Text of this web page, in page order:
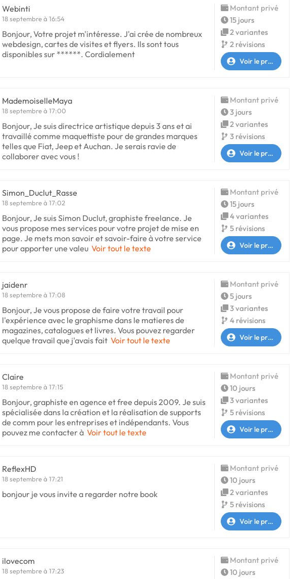
Webinti
18 septembre à 16:54
Bonjour, Votre projet m'intéresse. J'ai crée de nombreux
webdesign, cartes de visites et flyers. Ils sont tous
disponibles sur ******. Cordialement
Montant privé
15 jours
2 variantes
2 révisions
Voir le profil
MademoiselleMaya
18 septembre à 17:00
Bonjour, Je suis directrice artistique depuis 3 ans et ai
travaillé comme maquettiste pour de grandes marques
telles que Fiat, Jeep et Auchan. Je serais ravie de
collaborer avec vous !
Montant privé
3 jours
2 variantes
3 révisions
Voir le profil
Simon_Duclut_Rasse
18 septembre à 17:02
Bonjour, Je suis Simon Duclut, graphiste freelance. Je
vous propose mes services pour votre projet de mise en
page. Je mets mon savoir et savoir-faire à votre service
pour apporter une valeu Voir tout le texte
Montant privé
15 jours
4 variantes
5 révisions
Voir le profil
jaidenr
18 septembre à 17:08
Bonjour, Je vous propose de faire votre travail pour
l'expérience avec le graphisme dans le matieres de
magazines, catalogues et livres. Vous pouvez regarder
quelque travail que j'avais fait Voir tout le texte
Montant privé
5 jours
3 variantes
4 révisions
Voir le profil
Claire
18 septembre à 17:15
Bonjour, graphiste en agence et free depuis 2009. Je suis
spécialisée dans la création et la réalisation de supports
de comm pour les entreprises et indépendants. Vous
pouvez me contacter à Voir tout le texte
Montant privé
10 jours
3 variantes
5 révisions
Voir le profil
ReflexHD
18 septembre à 17:21
bonjour je vous invite a regarder notre book
Montant privé
10 jours
2 variantes
5 révisions
Voir le profil
ilovecom
18 septembre à 17:23
Montant privé
10 jours